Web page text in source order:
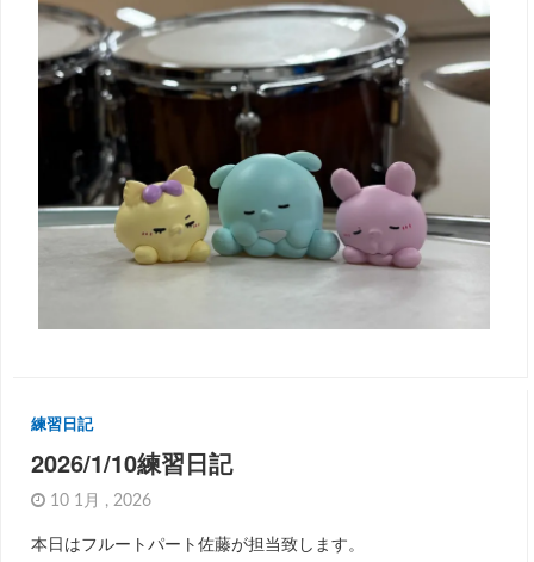
練習日記
2026/1/10練習日記
10 1月 , 2026
本日はフルートパート佐藤が担当致します。